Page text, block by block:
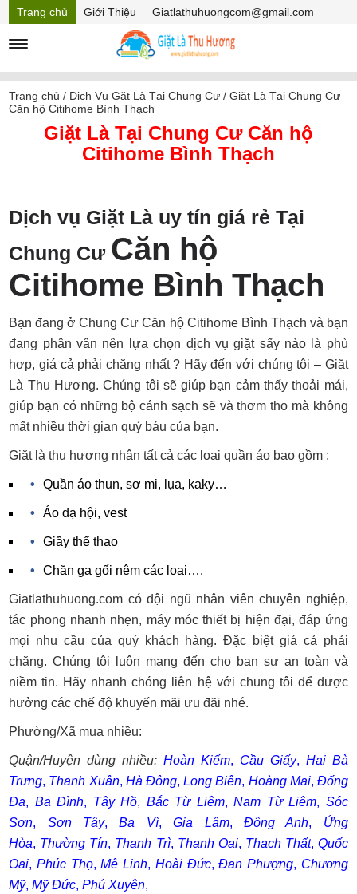
Trang chủ Giới Thiệu
Giatlathuhuongcom@gmail.com
Mã Giảm giá
Trang chủ / Dịch Vụ Gặt Là Tại Chung Cư /Giặt Là Tại Chung Cư
Căn hộ Citihome Bình Thạch
Giặt Là Tại Chung Cư Căn hộ
Citihome Bình Thạch
Dịch vụ Giặt Là uy tín giá rẻ Tại
Chung Cư Căn hộ
Citihome Bình Thạch
Bạn đang ở Chung Cư Căn hộ Citihome Bình Thạch và bạn
đang phân vân nên lựa chọn dịch vụ giặt sấy nào là phù
hợp, giá cả phải chăng nhất ? Hãy đến với chúng tôi – Giặt
Là Thu Hương. Chúng tôi sẽ giúp bạn cảm thấy thoải mái,
giúp bạn có những bộ cánh sạch sẽ và thơm tho mà không
mất nhiều thời gian quý báu của bạn.
Giặt là thu hương nhận tất cả các loại quần áo bao gồm :
Quần áo thun, sơ mi, lụa, kaky…
Áo dạ hội, vest
Giầy thể thao
Chăn ga gối nệm các loại….
Giatlathuhuong.com có đội ngũ nhân viên chuyên nghiệp,
tác phong nhanh nhẹn, máy móc thiết bị hiện đại, đáp ứng
mọi nhu cầu của quý khách hàng. Đặc biệt giá cả phải
chăng. Chúng tôi luôn mang đến cho bạn sự an toàn và
niềm tin. Hãy nhanh chóng liên hệ với chung tôi để được
hưởng các chế độ khuyến mãi ưu đãi nhé.
Phường/Xã mua nhiều:
Quận/Huyện dùng nhiều:Hoàn Kiếm, Cầu Giấy, Hai Bà
Trưng, Thanh Xuân, Hà Đông,Long Biên, Hoàng Mai, Đống
Đa, Ba Đình, Tây Hồ, Bắc Từ Liêm,Nam Từ Liêm, Sóc
Sơn, Sơn Tây,Ba Vì,Gia Lâm,Đông Anh, Ứng
Hòa, Thường Tín, Thanh Trì, Thanh Oai, Thạch Thất, Quốc
Oai, Phúc Thọ,Mê Linh, Hoài Đức,Đan Phượng, Chương
Mỹ,Mỹ Đức,Phú Xuyên,